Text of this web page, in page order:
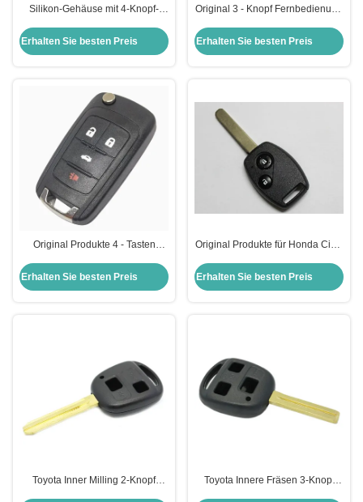
Silikon-Gehäuse mit 4-Knopf-
Autoschlüssel Honda
Erhalten Sie besten Preis
Original 3 - Knopf Fernbedienung
Autoschlüssel für Ford
Erhalten Sie besten Preis
Original Produkte 4 - Tasten
Mit ID46 Chip Für Chevrolet
Erhalten Sie besten Preis
Original Produkte für Honda Civic
433MHZ mit ID46 Chip
Erhalten Sie besten Preis
Toyota Inner Milling 2-Knopf
Toyota Innere Fräsen 3-Knopf